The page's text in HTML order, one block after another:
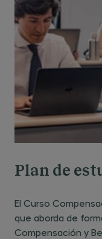
Plan de
El Curso
que aborda de
Compensación y